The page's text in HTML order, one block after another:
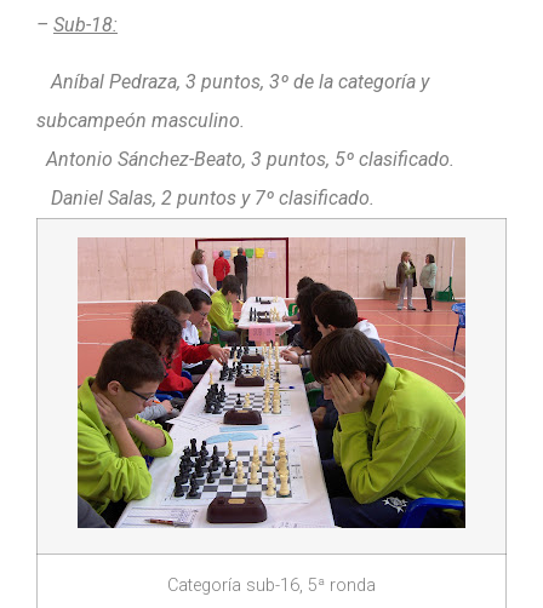
– Sub-18:
Aníbal Pedraza, 3 puntos, 3º de la categoría y
subcampeón masculino.
Antonio Sánchez-Beato, 3 puntos, 5º clasificado.
Daniel Salas, 2 puntos y 7º clasificado.
Categoría sub-16, 5ª ronda